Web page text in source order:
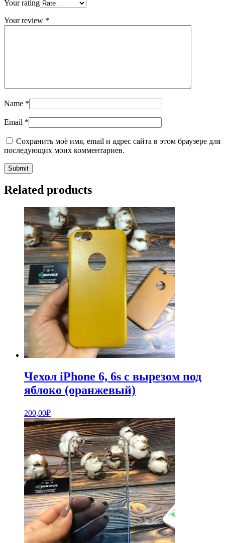
Your rating
Your review *
Name *
Email *
Сохранить моё имя, email и адрес сайта в этом браузере для
последующих моих комментариев.
Related products
Чехол iPhone 6, 6s с вырезом под
яблоко (оранжевый)
200,00₽